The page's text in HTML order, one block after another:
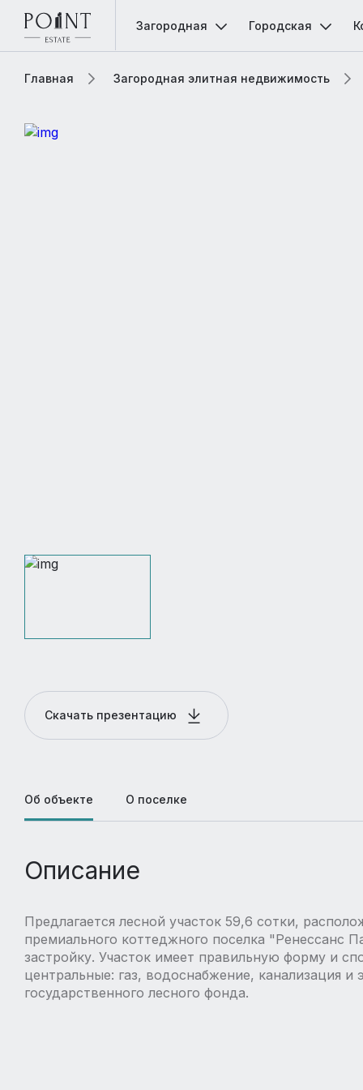
Загородная Городская
Главная Загородная элитная недвижимость
Скачать презентацию
Об объекте О поселке
Описание
Предлагается лесной участок 59,6 сотки,
премиального коттеджного поселка "Ренессанс
застройку. Участок имеет правильную форму и
центральные: газ, водоснабжение, канализация
государственного лесного фонда.